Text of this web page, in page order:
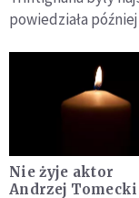
powiedziała
Nie żyje aktor
Andrzej